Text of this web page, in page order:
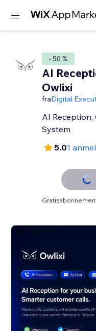
- 50 %
AI
Owlixi
fraDigital
AI
System
5.01